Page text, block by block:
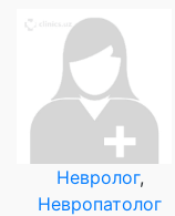
Невролог,
Невропатолог